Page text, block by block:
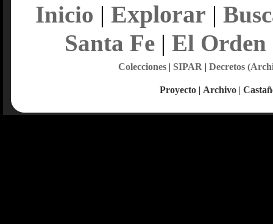
Inicio | Explorar |
Santa Fe| El Orden
Colecciones| SIPAR | Decretos
Proyecto | Archivo |